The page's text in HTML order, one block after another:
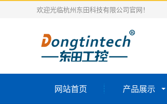
欢迎光临杭州东田科技有限公司官网！
网站首页 产品展示